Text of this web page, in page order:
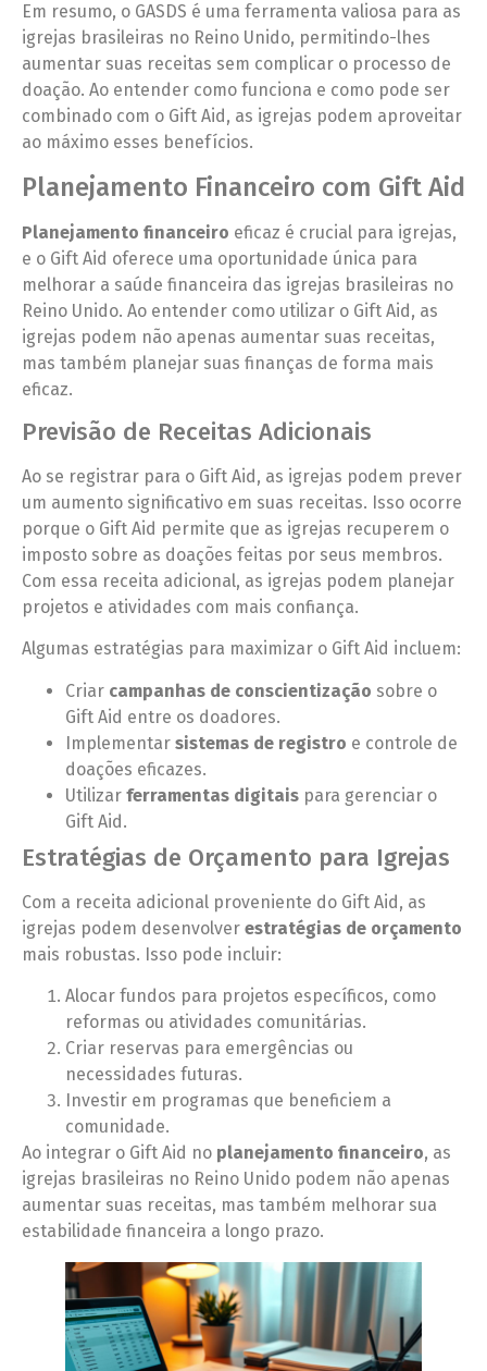
Em resumo, o GASDS é uma ferramenta valiosa para as
igrejas brasileiras no Reino Unido, permitindo-lhes
aumentar suas receitas sem complicar o processo de
doação. Ao entender como funciona e como pode ser
combinado com o Gift Aid, as igrejas podem aproveitar
ao máximo esses benefícios.
Planejamento Financeiro com Gift Aid
Planejamento financeiro eficaz é crucial para igrejas,
e o Gift Aid oferece uma oportunidade única para
melhorar a saúde financeira das igrejas brasileiras no
Reino Unido. Ao entender como utilizar o Gift Aid, as
igrejas podem não apenas aumentar suas receitas,
mas também planejar suas finanças de forma mais
eficaz.
Previsão de Receitas Adicionais
Ao se registrar para o Gift Aid, as igrejas podem prever
um aumento significativo em suas receitas. Isso ocorre
porque o Gift Aid permite que as igrejas recuperem o
imposto sobre as doações feitas por seus membros.
Com essa receita adicional, as igrejas podem planejar
projetos e atividades com mais confiança.
Algumas estratégias para maximizar o Gift Aid incluem:
Criar campanhas de conscientização sobre o
Gift Aid entre os doadores.
Implementar sistemas de registro e controle de
doações eficazes.
Utilizar ferramentas digitais para gerenciar o
Gift Aid.
Estratégias de Orçamento para Igrejas
Com a receita adicional proveniente do Gift Aid, as
igrejas podem desenvolver estratégias de orçamento
mais robustas. Isso pode incluir:
Alocar fundos para projetos específicos, como
reformas ou atividades comunitárias.
Criar reservas para emergências ou
necessidades futuras.
Investir em programas que beneficiem a
comunidade.
Ao integrar o Gift Aid no planejamento financeiro, as
igrejas brasileiras no Reino Unido podem não apenas
aumentar suas receitas, mas também melhorar sua
estabilidade financeira a longo prazo.